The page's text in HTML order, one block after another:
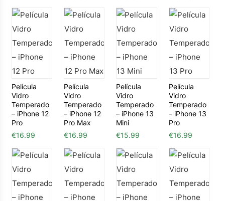
Película
Vidro
Temperado
– iPhone 12
Pro
€16.99
Película
Vidro
Temperado
– iPhone 12
Pro Max
€16.99
Película
Vidro
Temperado
– iPhone 13
Mini
€15.99
Película
Vidro
Temperado
– iPhone 13
Pro
€16.99